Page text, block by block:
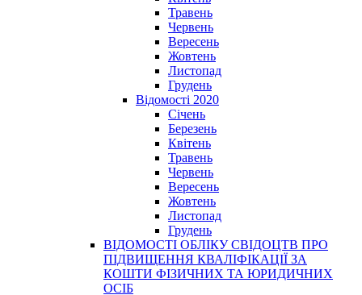
Травень
Червень
Вересень
Жовтень
Листопад
Грудень
Відомості 2020
Січень
Березень
Квітень
Травень
Червень
Вересень
Жовтень
Листопад
Грудень
ВІДОМОСТІ ОБЛІКУ СВІДОЦТВ ПРО
ПІДВИЩЕННЯ КВАЛІФІКАЦІЇ ЗА
КОШТИ ФІЗИЧНИХ ТА ЮРИДИЧНИХ
ОСІБ